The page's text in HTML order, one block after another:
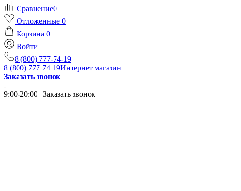
Сравнение0
Отложенные 0
Корзина 0
Войти
8 (800) 777-74-19
8 (800) 777-74-19Интернет магазин
Заказать звонок
9:00-20:00 | Заказать звонок